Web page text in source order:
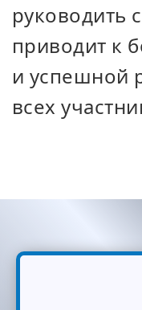
руководить
приводит к
и успешной
всех